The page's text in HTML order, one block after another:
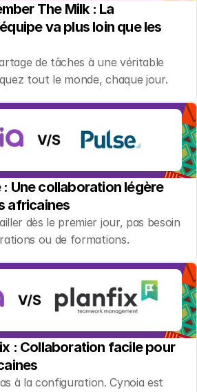
The Milk : La
va plus loin que les
de tâches à une véritable
tout le monde, chaque jour.
: Une collaboration légère
africaines
dès le premier jour, pas besoin
ou de formations.
: Collaboration facile pour
à la configuration. Cynoia est